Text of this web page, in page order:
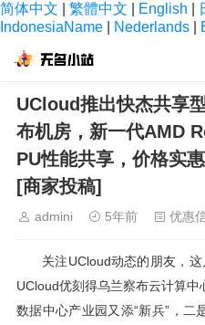
简体中文 繁體中文 English
IndonesiaName
Nederlands
当前位置：首页
UCloud推出快杰共享
布机房，新一代AMD
PU性能共享，价格实
[商家投稿]
admini 5年前 优惠
关注 UCloud动态的朋友，
UCloud优刻得乌兰察布云计算
数据中心产业园又添“新兵” ，二